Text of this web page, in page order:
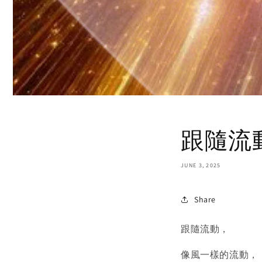
跟隨流
JUNE 3, 2025
Share
跟隨流動，
像風一樣的流動，